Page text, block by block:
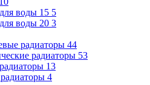
воды 15 5
воды 20 3
радиаторы 44
радиаторы 53
13
4